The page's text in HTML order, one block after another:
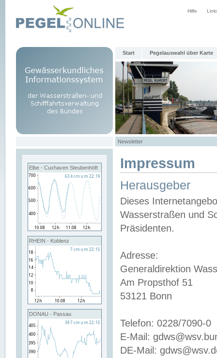
Hilfe
Start Pegelauswahl über Karte
Newsletter
Elbe - Cuxhaven Steubenhöft
RHEIN - Koblenz
DONAU - Passau
Impressum
Herausgeber
Dieses
Wasserstraßen und
Präsidenten.
Adresse:
Generaldirektion
Am Propsthof 51
53121 Bonn
Telefon: 0228/7090-0
E-Mail:
DE-Mail: